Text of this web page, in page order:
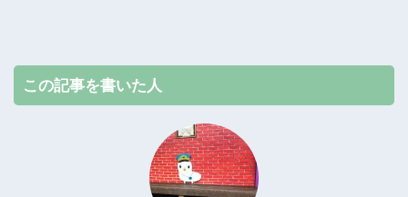
この記事を書いた人